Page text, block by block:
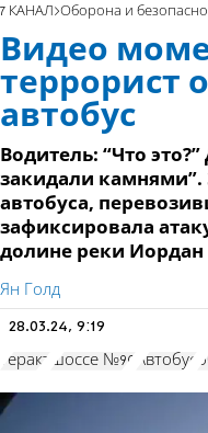
7 КАНАЛ Оборона и
Видео
террорист
автобус
Водитель: “Что
закидали
автобуса,
зафиксировала
долине реки Иордан
Ян Голд
28.03.24, 9:19
теракт шоссе №90 Автобус